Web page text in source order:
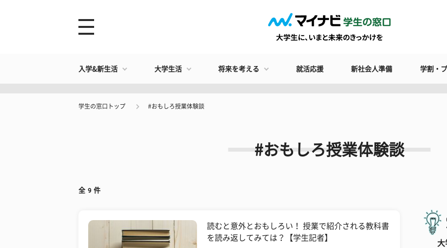
入学&新生活 大学生活 将来を考える 就活応援 新社会人準備 学割・
学生の窓口トップ #おもしろ授業体験談
#おもしろ授業体験談
全 9 件
読むと意外とおもしろい！ 授業で紹介される教科書
を読み返してみては？【学生記者】
大